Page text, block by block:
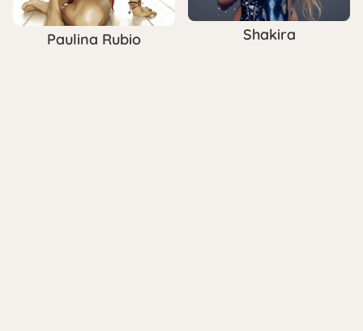
Paulina Rubio Shakira